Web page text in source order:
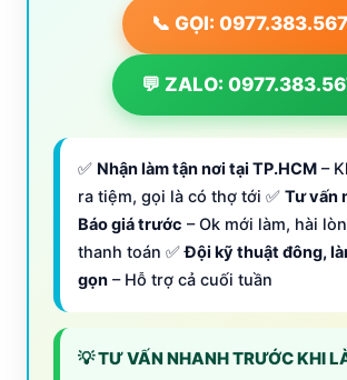
📞 GỌI: 0977.383.567
💬 ZALO:
✅ Nhận làm tận nơi tại TP.HCM –
ra tiệm, gọi là có thợ tới ✅ Tư vấn
Báo giá trước – Ok mới làm, hài
thanh toán ✅Đội kỹ thuật đông,
gọn – Hỗ trợ cả cuối tuần
💡 TƯ VẤN NHANH TRƯỚC KHI